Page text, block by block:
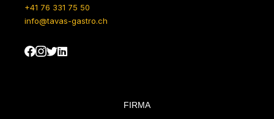
+41 76 331 75 50
info@tavas-gastro.ch
FIRMA